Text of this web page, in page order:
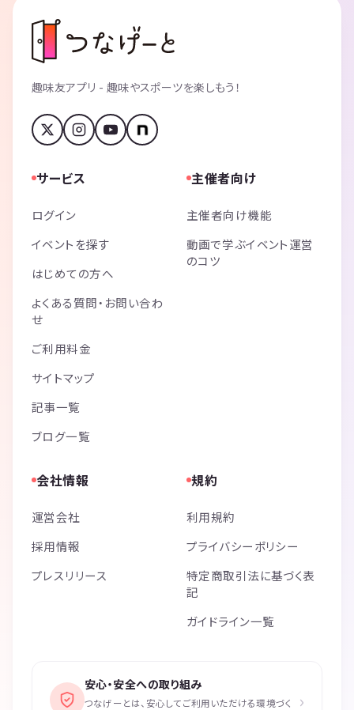
趣味友アプリ - 趣味やスポーツを楽しもう！
サービス
ログイン
イベントを探す
はじめての方へ
よくある質問・お問い合わ
せ
ご利用料金
サイトマップ
記事一覧
ブログ一覧
主催者向け
主催者向け機能
動画で学ぶイベント運営
のコツ
会社情報
運営会社
採用情報
プレスリリース
規約
利用規約
プライバシーポリシー
特定商取引法に基づく表
記
ガイドライン一覧
安心・安全への取り組み
つなげーとは、安心してご利用いただける環境づく ›